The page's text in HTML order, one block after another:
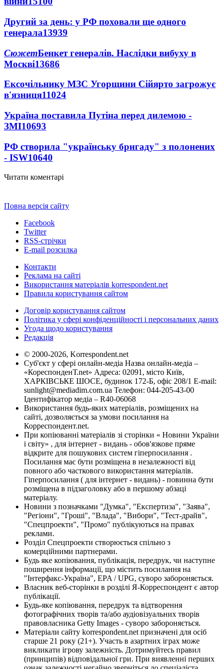
Другий за день: у РФ поховали ще одного
генерала13939
СюжетБенкет генералів. Наслідки вибуху в
Москві13686
Ексочільнику МЗС Угорщини Сійярто загрожує
в'язниця11024
Україна поставила Путіна перед дилемою -
ЗМІ10693
РФ створила "українську бригаду" з полонених
- ISW10640
Читати коментарі
Повна версія сайту
Facebook
Twitter
RSS-стрічки
E-mail розсилка
Контакти
Реклама на сайті
Використання матеріалів korrespondent.net
Правила користування сайтом
Договір користування сайтом
Політика у сфері конфіденційності і персональних даних
Угода щодо користування
Редакція
© 2000-2026, Korrespondent.net
Суб'єкт у сфері онлайн-медіа Назва онлайн-медіа –
«КореспонденТ.net» Адреса: 02091, місто Київ,
ХАРКІВСЬКЕ ШОСЕ, будинок 172-Б, офіс 208/1 E-mail:
sunlight@mediadim.com.ua Телефон: 044-205-43-00
Ідентифікатор медіа – R40-06068
Використання будь-яких матеріалів, розміщених на
сайті, дозволяється за умови посилання на
Корреспондент.net.
При копіюванні матеріалів зі сторінки « Новини України
і світу» , для інтернет - видань - обов'язкове пряме
відкрите для пошукових систем гіперпосилання .
Посилання має бути розміщена в незалежності від
повного або часткового використання матеріалів.
Гіперпосилання ( для інтернет - видань) - повинна бути
розміщена в підзаголовку або в першому абзаці
матеріалу.
Новини з позначками "Думка", "Експертиза", "Заява",
"Регіони", "Гроші", "Влада", "Вибори", "Тест-драйв",
"Спецпроекти", "Промо" публікуються на правах
реклами.
Розділ Спецпроекти створюється спільно з
комерційними партнерами.
Будь яке копіювання, публікація, передрук, чи наступне
поширення інформації, що містить посилання на
"Інтерфакс-Україна", EPA / UPG, суворо забороняється.
Власник веб-сторінки в розділі Я-Корреспондент є автор
публікації.
Будь-яке копіювання, передрук та відтворення
фотографічних творів та/або аудіовізуальних творів
правовласника Getty Images - суворо забороняється.
Матеріали сайту korrespondent.net призначені для осіб
старше 21 року (21+). Участь в азартних іграх може
викликати ігрову залежність. Дотримуйтесь правил
(принципів) відповідальної гри. При виявленні перших